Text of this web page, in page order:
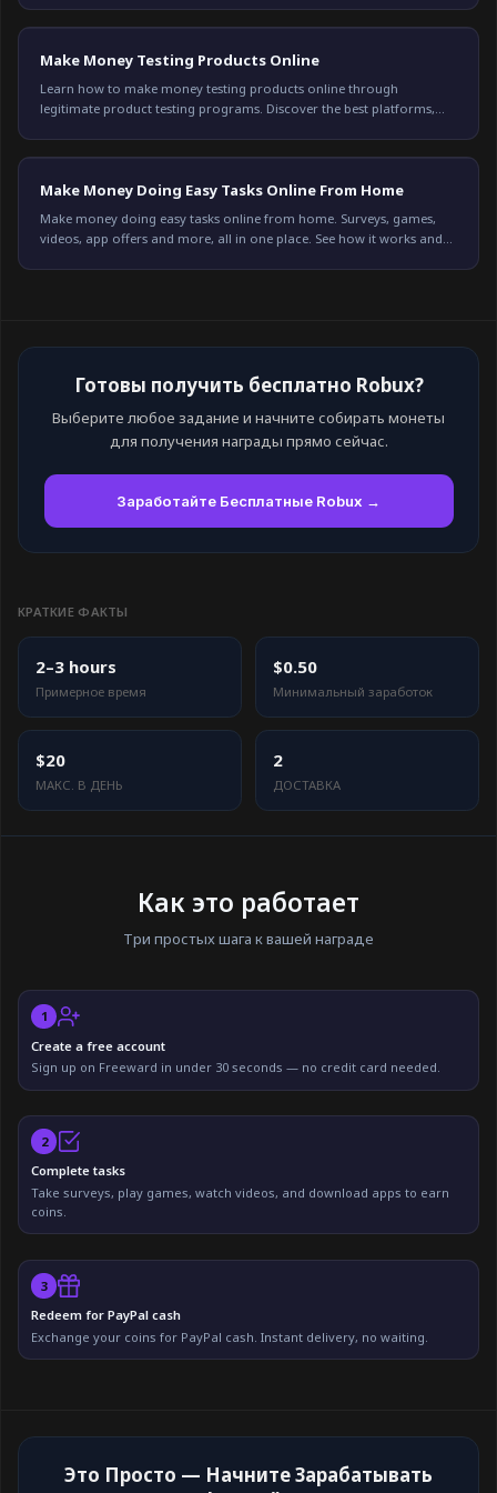
Make Money Testing Products Online
Learn how to make money testing products online through
legitimate product testing programs. Discover the best platforms,
Make Money Doing Easy Tasks Online From Home
Make money doing easy tasks online from home. Surveys, games,
videos, app offers and more, all in one place. See how it works and
Готовы получить бесплатно Robux?
Выберите любое задание и начните собирать монеты
для получения награды прямо сейчас.
Заработайте Бесплатные Robux →
КРАТКИЕ ФАКТЫ
2–3 hours
Примерное время
$0.50
Минимальный заработок
$20
МАКС. В ДЕНЬ
2
ДОСТАВКА
Как это работает
Три простых шага к вашей награде
1
Create a free account
Sign up on Freeward in under 30 seconds — no credit card needed.
2
Complete tasks
Take surveys, play games, watch videos, and download apps to earn
coins.
3
Redeem for PayPal cash
Exchange your coins for PayPal cash. Instant delivery, no waiting.
Это Просто — Начните Зарабатывать